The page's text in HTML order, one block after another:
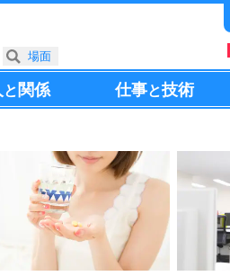
と 関係 仕事と技術
場面